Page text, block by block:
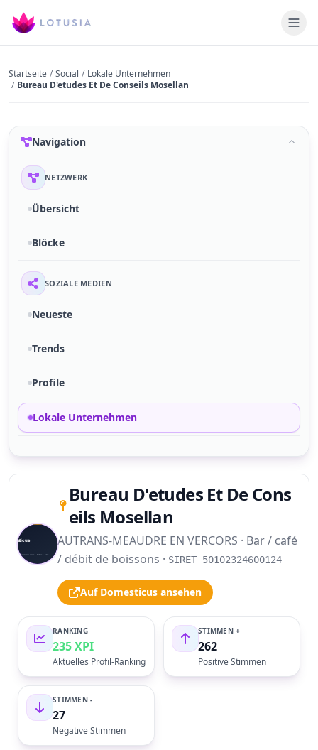
Startseite / Social / Lokale Unternehmen
/ Bureau D'etudes Et De Conseils Mosellan
Navigation
NETZWERK
Übersicht
Blöcke
SOZIALE MEDIEN
Neueste
Trends
Profile
Lokale Unternehmen
Bureau D'etudes Et De Cons
eils Mosellan
AUTRANS-MEAUDRE EN VERCORS · Bar / café
/ débit de boissons · SIRET 50102324600124
Auf Domesticus ansehen
RANKING
235 XPI
Aktuelles Profil-Ranking
STIMMEN +
262
Positive Stimmen
STIMMEN -
27
Negative Stimmen